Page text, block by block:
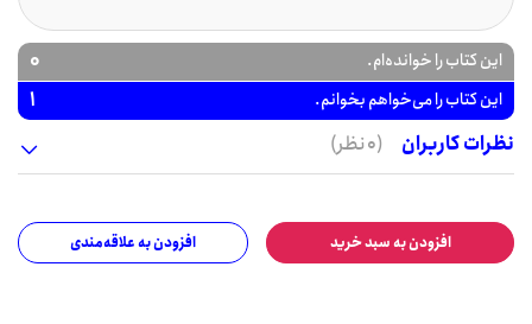
این کتاب را خوانده‌ام. 0
این کتاب را می‌خواهم بخوانم.
1
نظرات کاربران
(0 نظر)
افزودن به سبد خرید افزودن به علاقه‌مندی